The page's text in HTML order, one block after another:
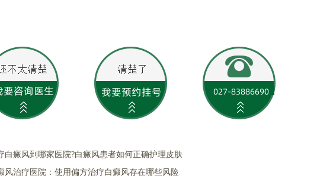
白癜风到哪家医院?白癜风患者如何正确护理皮肤
风治疗医院：使用偏方治疗白癜风存在哪些风险